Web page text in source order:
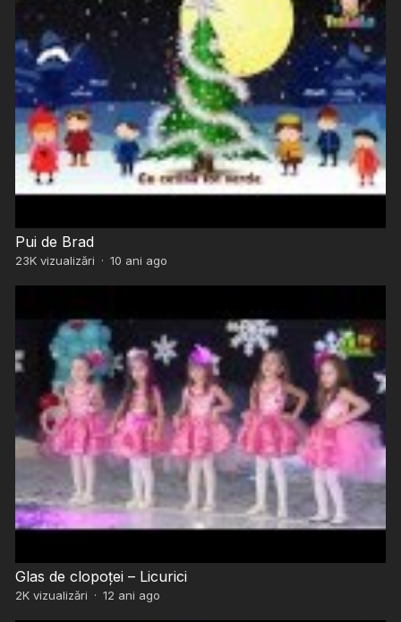
Pui de Brad
23Kvizualizări · 10 ani ago
Glas de clopoței – Licurici
2Kvizualizări · 12 ani ago